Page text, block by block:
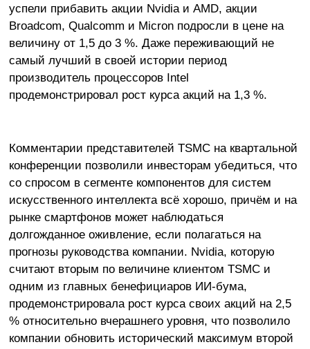
успели прибавить акции Nvidia и AMD, акции
Broadcom, Qualcomm и Micron подросли в цене на
величину от 1,5 до 3 %. Даже переживающий не
самый лучший в своей истории период
производитель процессоров Intel
продемонстрировал рост курса акций на 1,3 %.
Комментарии представителей TSMC на квартальной
конференции позволили инвесторам убедиться, что
со спросом в сегменте компонентов для систем
искусственного интеллекта всё хорошо, причём и на
рынке смартфонов может наблюдаться
долгожданное оживление, если полагаться на
прогнозы руководства компании. Nvidia, которую
считают вторым по величине клиентом TSMC и
одним из главных бенефициаров ИИ-бума,
продемонстрировала рост курса своих акций на 2,5
% относительно вчерашнего уровня, что позволило
компании обновить исторический максимум второй